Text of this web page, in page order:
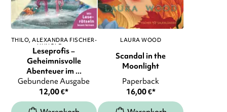
THILO ALEXANDRA FISCHER-
HUNOLD, ...
Leseprofis –
Geheimnisvolle
Abenteuer im ...
Gebundene Ausgabe
12,00€*
LAURA WOOD
Scandal in the
Moonlight
Paperback
16,00€*